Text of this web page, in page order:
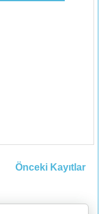
Önceki Kayıtlar